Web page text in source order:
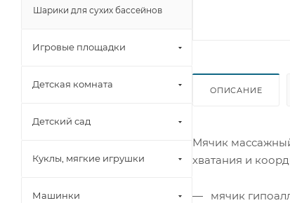
ОПИСАНИЕ
Мячик
хватания и
мячик
Шарики для сухих бассейнов
Игровые площадки
Детская комната
Детский сад
Куклы, мягкие игрушки
Машинки